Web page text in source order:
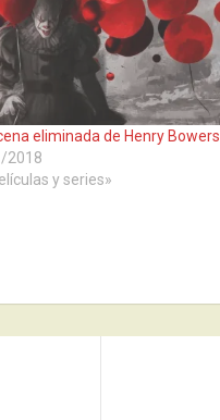
eliminada de Henry Bowers
2018
y series»